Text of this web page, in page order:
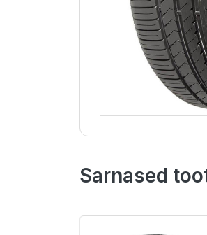
Sarnased